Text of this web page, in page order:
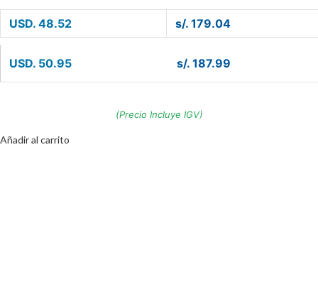
USD. 48.52 s/. 179.04
USD. 50.95 s/. 187.99
(Precio Incluye IGV)
Añadir al carrito